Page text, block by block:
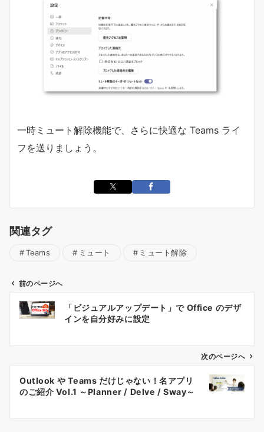
一時ミュート解除機能で、さらに快適な Teams ライ
フを送りましょう。
関連タグ
Teams ミュート ミュート解除
ビ
ン
前のページへ
「ビジュアルアップデート」で Office のデザ
インを自分好みに設定
次のページへ
Outlook や Teams だけじゃない！名アプリ
のご紹介 Vol.1 ～Planner / Delve / Sway～